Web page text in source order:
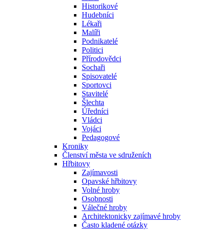
Historikové
Hudebníci
Lékaři
Malíři
Podnikatelé
Politici
Přírodovědci
Sochaři
Spisovatelé
Sportovci
Stavitelé
Šlechta
Úředníci
Vládci
Vojáci
Pedagogové
Kroniky
Členství města ve sdruženích
Hřbitovy
Zajímavosti
Opavské hřbitovy
Volné hroby
Osobnosti
Válečné hroby
Architektonicky zajímavé hroby
Často kladené otázky